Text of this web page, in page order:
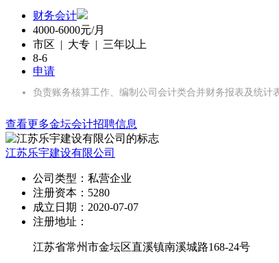
财务会计
4000-6000元/月
市区 | 大专 | 三年以上
8-6
申请
负责账务核算工作、编制公司会计类合并财务报表及统
查看更多金坛会计招聘信息
江苏乐宇建设有限公司
公司类型： 私营企业
注册资本： 5280
成立日期： 2020-07-07
注册地址：
江苏省常州市金坛区直溪镇南溪城路168-24号